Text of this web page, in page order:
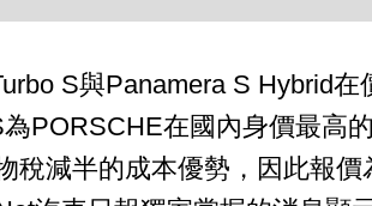
S與Panamera S Hybrid在
PORSCHE在國內身價最高
稅減半的成本優勢，因此報